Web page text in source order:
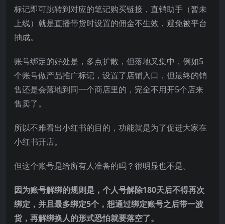
标记即可跳转到对应的笔记购买链接，直销助手（暂未
上线）就是直播带货时设置的佣金不生效，避免被平台
抽成。
账号绑定的好处是，多点扩散，但落地又集中，例如5
个账号做产品推广标记，设置了店铺入口，但最终的销
售还是会落地到同一个商店里的，完全不用开5个店来
售卖了。
所以不难看出小红书的目的，功能就是为了促进大家在
小红书开店。
但这个账号是给所有人准备的吗？很明显也不是。
因为账号解绑的规则是，个人号解除180天后不得再次
绑定，并且最多绑定5个，想通过绑定账号之后带一波
货，再解绑换人的形式恐怕就要落空了。